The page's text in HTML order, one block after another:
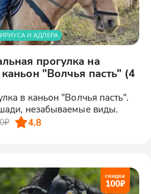
И АДЛЕРА
прогулка на
"Волчья пасть" (4
в каньон "Волчья пасть".
незабываемые виды.
4.8
скидка
100₽